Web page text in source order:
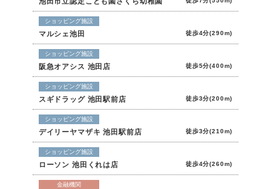
ショッピング施設
マルシェ池田 徒歩4分(290m)
ショッピング施設
阪急オアシス 池田店 徒歩5分(400m)
ショッピング施設
スギドラッグ 池田駅前店 徒歩3分(200m)
ショッピング施設
デイリーヤマザキ 池田駅前店 徒歩3分(210m)
ショッピング施設
ローソン 池田くれは店 徒歩4分(260m)
金融機関